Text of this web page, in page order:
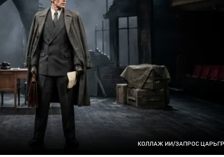
КОЛЛАЖ ИИ/ЗАПРОС